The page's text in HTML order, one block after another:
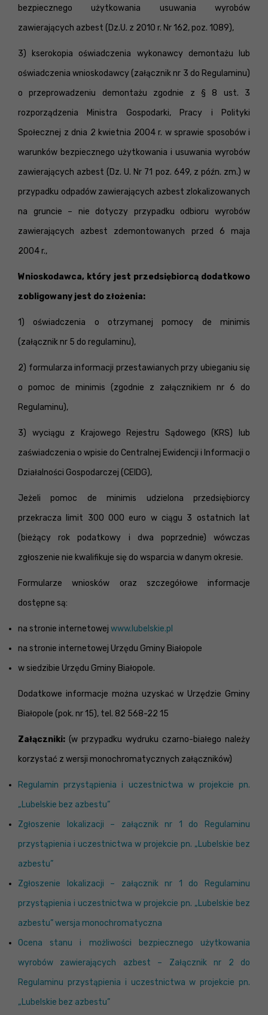
bezpiecznego użytkowania usuwania wyrobów
zawierających azbest (Dz.U. z 2010 r. Nr 162, poz. 1089),
3) kserokopia oświadczenia wykonawcy demontażu lub
oświadczenia wnioskodawcy (załącznik nr 3 do Regulaminu)
o przeprowadzeniu demontażu zgodnie z § 8 ust. 3
rozporządzenia Ministra Gospodarki, Pracy i Polityki
Społecznej z dnia 2 kwietnia 2004 r. w sprawie sposobów i
warunków bezpiecznego użytkowania i usuwania wyrobów
zawierających azbest (Dz. U. Nr 71 poz. 649, z późn. zm.) w
przypadku odpadów zawierających azbest zlokalizowanych
na gruncie – nie dotyczy przypadku odbioru wyrobów
zawierających azbest zdemontowanych przed 6 maja
2004 r.,
Wnioskodawca, który jest przedsiębiorcą dodatkowo
zobligowany jest do złożenia:
1) oświadczenia o otrzymanej pomocy de minimis
(załącznik nr 5 do regulaminu),
2) formularza informacji przestawianych przy ubieganiu się
o pomoc de minimis (zgodnie z załącznikiem nr 6 do
Regulaminu),
3) wyciągu z Krajowego Rejestru Sądowego (KRS) lub
zaświadczenia o wpisie do Centralnej Ewidencji i Informacji o
Działalności Gospodarczej (CEIDG),
Jeżeli pomoc de minimis udzielona przedsiębiorcy
przekracza limit 300 000 euro w ciągu 3 ostatnich lat
(bieżący rok podatkowy i dwa poprzednie) wówczas
zgłoszenie nie kwalifikuje się do wsparcia w danym okresie.
Formularze wniosków oraz szczegółowe informacje
dostępne są:
na stronie internetowej www.lubelskie.pl
na stronie internetowej Urzędu Gminy Białopole
w siedzibie Urzędu Gminy Białopole.
Dodatkowe informacje można uzyskać w Urzędzie Gminy
Białopole (pok. nr 15), tel. 82 568-22 15
Załączniki: (w przypadku wydruku czarno-białego należy
korzystać z wersji monochromatycznych załączników)
Regulamin przystąpienia i uczestnictwa w projekcie pn.
„Lubelskie bez azbestu”
Zgłoszenie lokalizacji – załącznik nr 1 do Regulaminu
przystąpienia i uczestnictwa w projekcie pn. „Lubelskie bez
azbestu”
Zgłoszenie lokalizacji – załącznik nr 1 do Regulaminu
przystąpienia i uczestnictwa w projekcie pn. „Lubelskie bez
azbestu” wersja monochromatyczna
Ocena stanu i możliwości bezpiecznego użytkowania
wyrobów zawierających azbest – Załącznik nr 2 do
Regulaminu przystąpienia i uczestnictwa w projekcie pn.
„Lubelskie bez azbestu”